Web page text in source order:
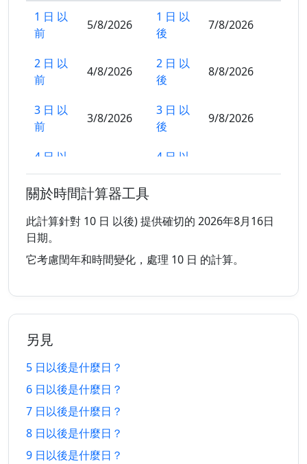
1 日 以
前
5/8/2026
1 日 以
後
7/8/2026
2 日 以
前
4/8/2026
2 日 以
後
8/8/2026
3 日 以
前
3/8/2026
3 日 以
後
9/8/2026
4 日 以
前
4 日 以
後
5 日 以
前
後
前
31/7/2026
後
12/8/2026
7 日 以
前
7 日 以
後
8 日 以
前
9 日 以
前
28/7/2026
10 日
以前
關於時間計算器工具
此計算針對 10 日 以後) 提供確切的 2026年8月16日
日期。
它考慮閏年和時間變化，處理 10 日 的計算。
另見
5 日以後是什麼日？
6 日以後是什麼日？
7 日以後是什麼日？
8 日以後是什麼日？
9 日以後是什麼日？